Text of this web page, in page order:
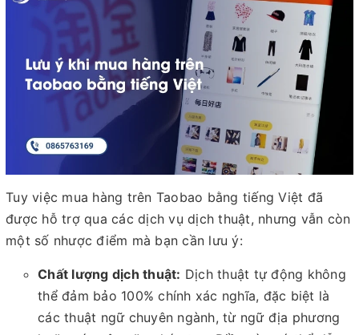
Tuy việc mua hàng trên Taobao bằng tiếng Việt đã
được hỗ trợ qua các dịch vụ dịch thuật, nhưng vẫn còn
một số nhược điểm mà bạn cần lưu ý:
Chất lượng dịch thuật: Dịch thuật tự động không
thể đảm bảo 100% chính xác nghĩa, đặc biệt là
các thuật ngữ chuyên ngành, từ ngữ địa phương